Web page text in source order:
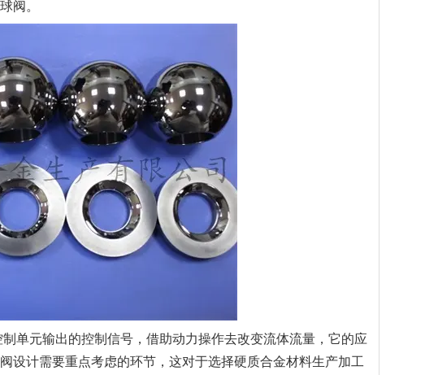
阀。
单元输出的控制信号，借助动力操作去改变流体流量，它的应
设计需要重点考虑的环节，这对于选择硬质合金材料生产加工